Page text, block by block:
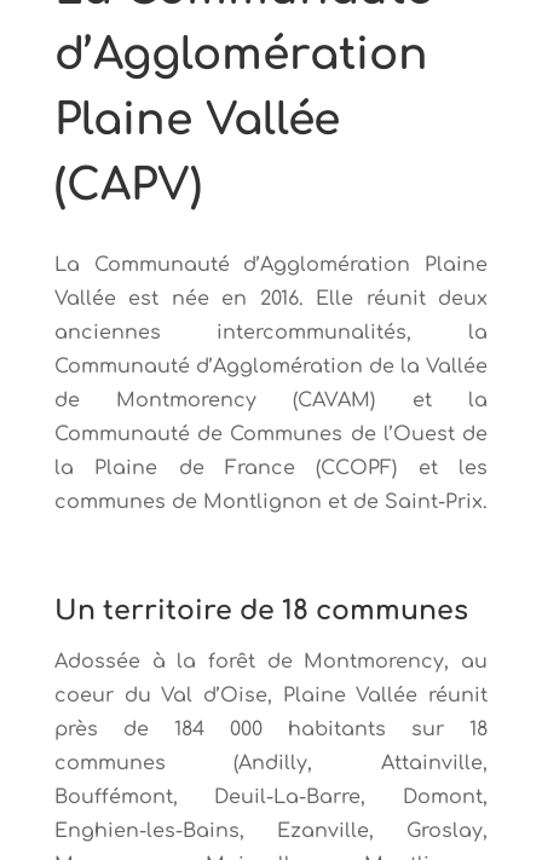
d’Agglomération
Plaine Vallée
(CAPV)
La Communauté d’Agglomération Plaine
Vallée est née en 2016. Elle réunit deux
anciennes intercommunalités, la
Communauté d’Agglomération de la Vallée
de Montmorency (CAVAM) et la
Communauté de Communes de l’Ouest de
la Plaine de France (CCOPF) et les
communes de Montlignon et de Saint-Prix.
Un territoire de 18 communes
Adossée à la forêt de Montmorency, au
coeur du Val d’Oise, Plaine Vallée réunit
près de 184 000 habitants sur 18
communes (Andilly, Attainville,
Bouffémont, Deuil-La-Barre, Domont,
Enghien-les-Bains, Ezanville, Groslay,